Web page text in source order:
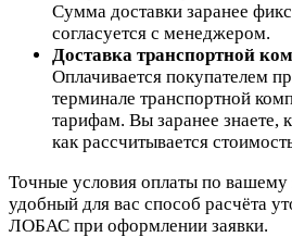
Сумма доставки заранее
согласуется с менеджером.
Доставка транспортной
Оплачивается покупателем
терминале транспортной
тарифам. Вы заранее знаете,
как рассчитывается
Точные условия оплаты по вашему
удобный для вас способ расчёта
ЛОБАС при оформлении заявки.